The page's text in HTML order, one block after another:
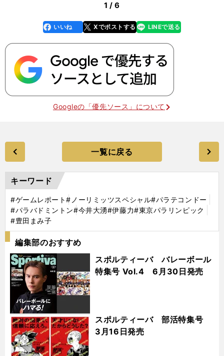
1 / 6
faceboo
k
いいね Xでポストする
line LINEで送る
Googleの「優先ソース」について
一覧に戻る
キーワード
#ゲームレポート#ノーリミッツスペシャル#パラテコンドー
#パラバドミントン#今井大湧#伊藤力#東京パラリンピック
#豊田まみ子
編集部のおすすめ
スポルティーバ バレーボール
特集号 Vol.4 6月30日発売
スポルティーバ 部活特集号
3月16日発売